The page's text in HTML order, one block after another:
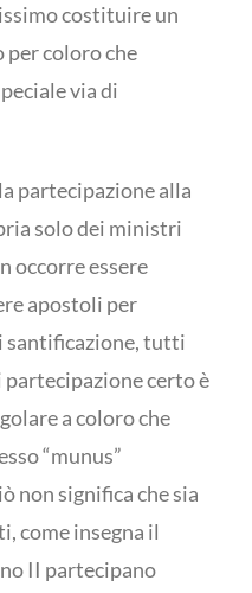
costituire un
coloro che
via di
partecipazione alla
solo dei ministri
occorre essere
apostoli per
santificazione, tutti
certo è
a coloro che
“munus”
non significa che sia
come insegna il
II partecipano